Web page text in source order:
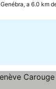
Genébra, a 6.0 km